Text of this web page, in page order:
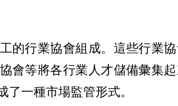
的行業協會組成。這些行業
會等將各行業人才儲備彙集
一種市場監管形式。